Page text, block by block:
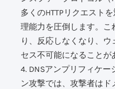
多くのHTTPリクエスト
理能力を圧倒します。こ
り、反応しなくなり、
セス不可能になることが
4. DNSアンプリフィケー
ン攻撃では、攻撃者はド